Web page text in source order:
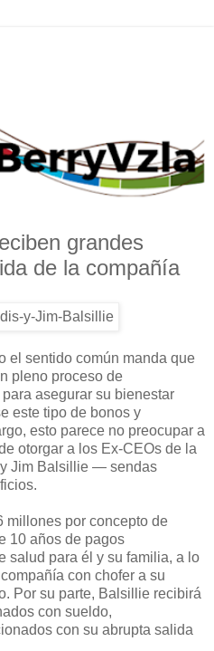
grandes
de la compañía
el sentido común manda que
pleno proceso de
asegurar su bienestar
este tipo de bonos y
esto parece no preocupar a
otorgar a los Ex-CEOs de la
Jim Balsillie — sendas
millones por concepto de
10 años de pagos
salud para él y su familia, a lo
con chofer a su
Por su parte, Balsillie recibirá
con sueldo,
con su abrupta salida